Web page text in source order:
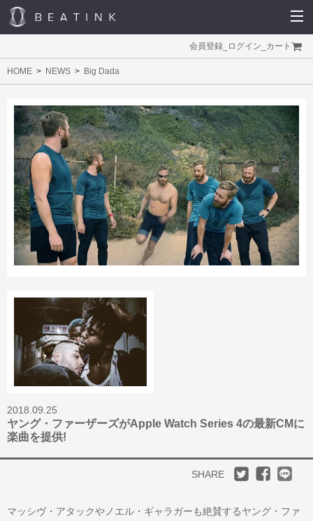
会員登録 ログイン カート
HOME NEWS Big Dada
2018.09.25
ヤング・ファーザーズがApple Watch Series 4の最新CMに
楽曲を提供!
SHARE
マッシヴ・アタックやノエル・ギャラガーも絶賛するヤング・ファ